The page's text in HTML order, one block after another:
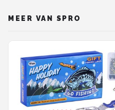
MEER VAN SPRO